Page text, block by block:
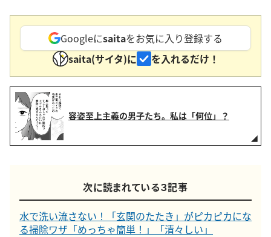
Googleにsaitaをお気に入り登録する
saita(サイタ)に
を入れるだけ！
容姿至上主義の男子たち。私は「何位」？
次に読まれている３記事
水で洗い流さない！「玄関のたたき」がピカピカにな
る掃除ワザ「めっちゃ簡単！」「清々しい」